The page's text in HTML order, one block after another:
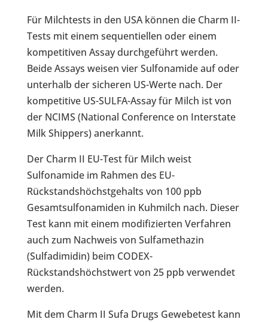
Für Milchtests in den USA können die Charm II-
Tests mit einem sequentiellen oder einem
kompetitiven Assay durchgeführt werden.
Beide Assays weisen vier Sulfonamide auf oder
unterhalb der sicheren US-Werte nach. Der
kompetitive US-SULFA-Assay für Milch ist von
der NCIMS (National Conference on Interstate
Milk Shippers) anerkannt.
Der Charm II EU-Test für Milch weist
Sulfonamide im Rahmen des EU-
Rückstandshöchstgehalts von 100 ppb
Gesamtsulfonamiden in Kuhmilch nach. Dieser
Test kann mit einem modifizierten Verfahren
auch zum Nachweis von Sulfamethazin
(Sulfadimidin) beim CODEX-
Rückstandshöchstwert von 25 ppb verwendet
werden.
Mit dem Charm II Sufa Drugs Gewebetest kann